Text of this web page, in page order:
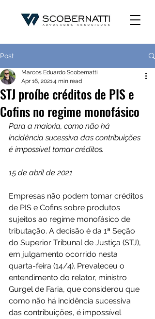
Post
STJ proíbe créditos de PIS e
Cofins no regime monofásico
Marcos Eduardo Scobernatti
Apr 16, 20214 min read
Para a maioria, como não há
incidência sucessiva das contribuições
é impossível tomar créditos.
15 de abril de 2021
Empresas não podem tomar créditos
de PIS e Cofins sobre produtos
sujeitos ao regime monofásico de
tributação. A decisão é da 1ª Seção
do Superior Tribunal de Justiça (STJ),
em julgamento ocorrido nesta
quarta-feira (14/4). Prevaleceu o
entendimento do relator, ministro
Gurgel de Faria, que considerou que
como não há incidência sucessiva
das contribuições, é impossível